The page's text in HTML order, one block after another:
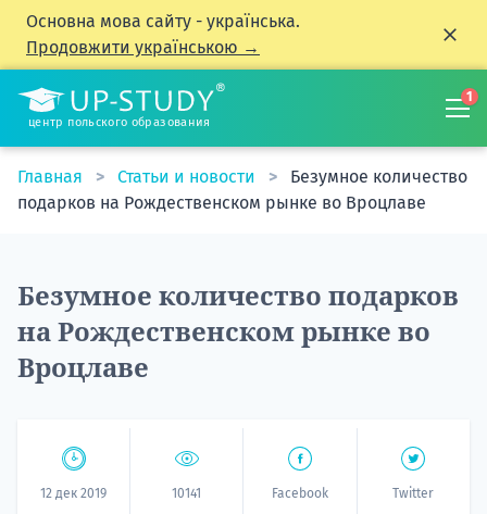
Основна мова сайту - українська.
Продовжити українською →
центр польского образования
1
Главная Статьи и новости
Безумное количество
подарков на Рождественском рынке во Вроцлаве
Безумное количество подарков
на Рождественском рынке во
Вроцлаве
12 дек 2019 10141 Facebook Twitter